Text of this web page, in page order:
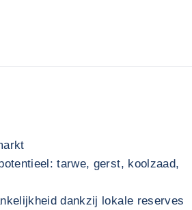
tarwe, gerst, koolzaad,
dankzij lokale reserves